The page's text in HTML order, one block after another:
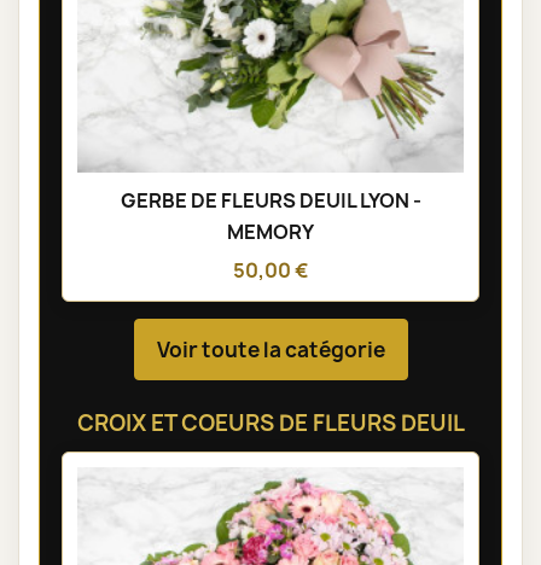
GERBE DE FLEURS DEUIL LYON -
MEMORY
50,00 €
Voir toute la catégorie
CROIX ET COEURS DE FLEURS DEUIL